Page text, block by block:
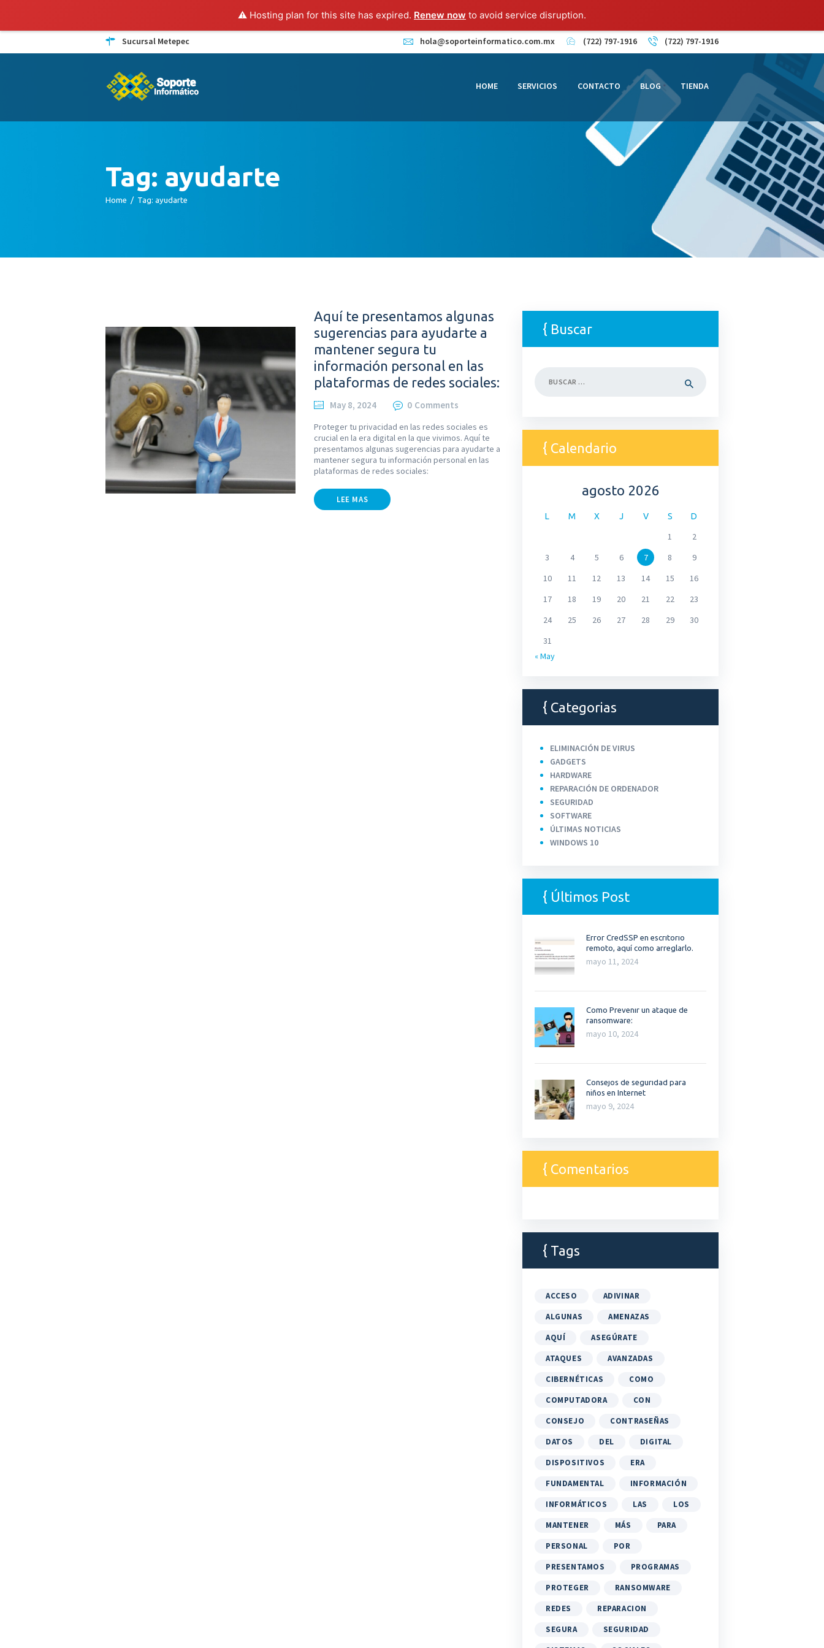
⚠️ Hosting plan for this site has expired. Renew now to avoid service disruption.
Sucursal Metepec hola@soporteinformatico.com.mx (722) 797-1916 (722) 797-1916
HOME SERVICIOS CONTACTO BLOG TIENDA
Tag: ayudarte
Home Tag: ayudarte
HOME
Aquí te presentamos algunas
sugerencias para ayudarte a
mantener segura tu
información personal en las
plataformas de redes sociales:
May 8, 2024 0 Comments
Proteger tu privacidad en las redes sociales es
crucial en la era digital en la que vivimos. Aquí te
presentamos algunas sugerencias para ayudarte a
mantener segura tu información personal en las
plataformas de redes sociales:
LEE MAS
Buscar
Calendario
agosto 2026
L M X J V S D
1
2
3
4 5 6 7 8
9
10
11 12 13 14 15
16
17
18 19 20 21 22
23
24
25 26 27 28 29
30
31
« May
Categorias
ELIMINACIÓN DE VIRUS
GADGETS
HARDWARE
REPARACIÓN DE ORDENADOR
SEGURIDAD
SOFTWARE
ÚLTIMAS NOTICIAS
WINDOWS 10
Últimos Post
Error CredSSP en escritorio
remoto, aquí como arreglarlo.
mayo 11, 2024
Como Prevenir un ataque de
ransomware:
mayo 10, 2024
Consejos de seguridad para
niños en Internet
mayo 9, 2024
Comentarios
Tags
ACCESO
ADIVINAR
ALGUNAS
AMENAZAS
AQUÍ
ASEGÚRATE
ATAQUES
AVANZADAS
CIBERNÉTICAS
COMO
COMPUTADORA
CON
CONSEJO
CONTRASEÑAS
DATOS
DEL
DIGITAL
DISPOSITIVOS
ERA
FUNDAMENTAL
INFORMACIÓN
INFORMÁTICOS
LAS
LOS
MANTENER
MÁS
PARA
PERSONAL
POR
PRESENTAMOS
PROGRAMAS
PROTEGER
RANSOMWARE
REDES
REPARACION
SEGURA
SEGURIDAD